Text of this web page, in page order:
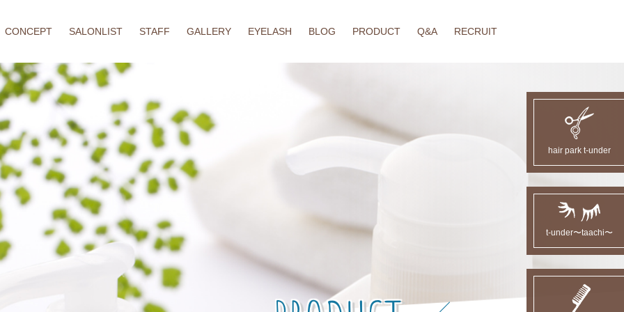
CONCEPT SALONLIST STAFF GALLERY EYELASH BLOG PRODUCT Q&A RECRUIT
hair park t-under
t-under〜taachi〜